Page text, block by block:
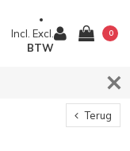
Incl. Excl.
BTW
0
Terug